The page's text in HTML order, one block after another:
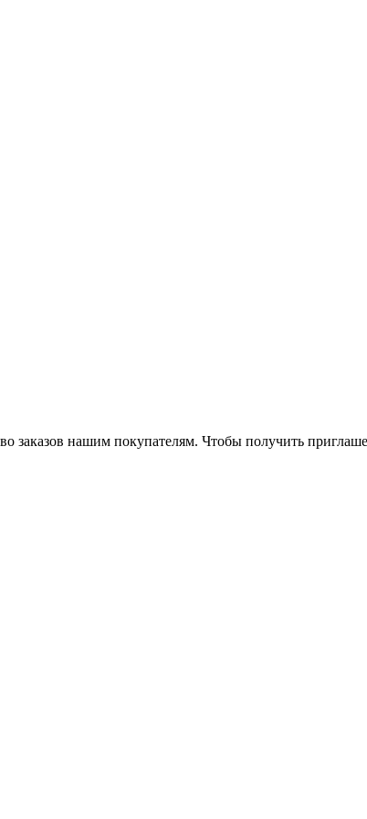
заказов нашим покупателям. Чтобы получить